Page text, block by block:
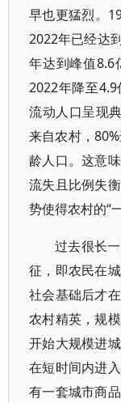
早也更猛烈。
2022年已经达
年达到峰值8.6
2022年降至4.9
流动人口呈现
来自农村，
龄人口。这意
流失且比例失
势使得农村的“
过去很长
征，即农民在
社会基础后才
农村精英，规
开始大规模进
在短时间内进
有一套城市商